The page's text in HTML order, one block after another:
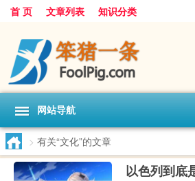
首 页 文章列表 知识分类
网站导航
> 有关“文化”的文章
以色列到底